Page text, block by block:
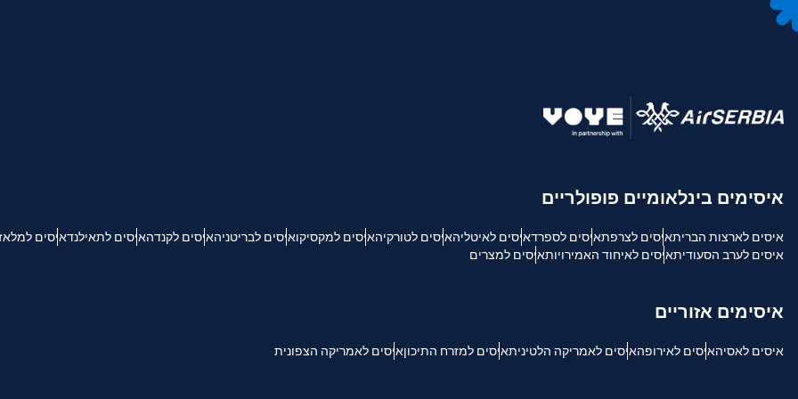
איסימים בינלאומיים פופולריים
איסים לארצות הבריתאיסים לצרפתאיסים לספרדאיסים לאיטליהאיסים לטורקיהאיסים למקסיקואיסים לבריטניהאיסים לקנדהאיסים לתאילנדאיסים
איסים לערב הסעודיתאיסים לאיחוד האמירויותאיסים למצרים
איסימים אזוריים
איסים לאסיהאיסים לאירופהאיסים לאמריקה הלטיניתאיסים למזרח התיכוןאיסים לאמריקה הצפונית IDR - רופיה אינדונזית